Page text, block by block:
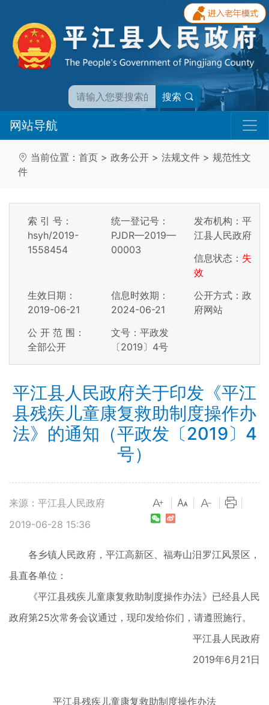
搜索
网站导航
当前位置： 首页 > 政务公开 > 法规文件 > 规范性文
件
索 引 号：
hsyh/2019-
1558454
统一登记号：
PJDR—2019—
00003
发布机构：平
江县人民政府
信息状态： 失
效
生效日期：
2019-06-21
信息时效期：
2024-06-21
公开方式：政
府网站
公 开 范 围：
全部公开
文号：平政发
〔2019〕4号
平江县人民政府关于印发《平江
县残疾儿童康复救助制度操作办
法》的通知（平政发〔2019〕4
号）
来源：平江县人民政府
2019-06-28 15:36
各乡镇人民政府，平江高新区、福寿山汨罗江风景区，
县直各单位：
《平江县残疾儿童康复救助制度操作办法》已经县人民
政府第25次常务会议通过，现印发给你们，请遵照施行。
平江县人民政府
2019年6月21日
平江县残疾儿童康复救助制度操作办法